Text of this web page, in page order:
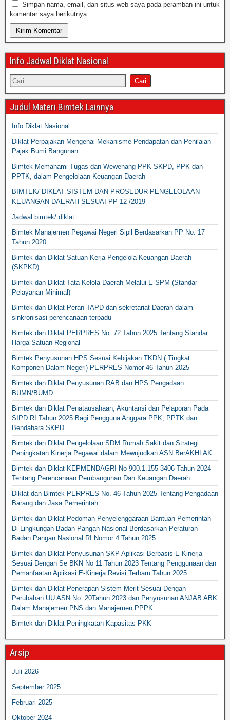
Simpan nama, email, dan situs web saya pada peramban ini untuk
komentar saya berikutnya.
Info Jadwal Diklat Nasional
Judul Materi Bimtek Lainnya
Info Diklat Nasional
Diklat Perpajakan Mengenai Mekanisme Pendapatan dan Penilaian
Pajak Bumi Bangunan
Bimtek Memahami Tugas dan Wewenang PPK-SKPD, PPK dan
PPTK, dalam Pengelolaan Keuangan Daerah
BIMTEK/ DIKLAT SISTEM DAN PROSEDUR PENGELOLAAN
KEUANGAN DAERAH SESUAI PP 12 /2019
Jadwal bimtek/ diklat
Bimtek Manajemen Pegawai Negeri Sipil Berdasarkan PP No. 17
Tahun 2020
Bimtek dan Diklat Satuan Kerja Pengelola Keuangan Daerah
(SKPKD)
Bimtek dan Diklat Tata Kelola Daerah Melalui E-SPM (Standar
Pelayanan Minimal)
Bimtek dan Diklat Peran TAPD dan sekretariat Daerah dalam
sinkronisasi perencanaan terpadu
Bimtek dan Diklat PERPRES No. 72 Tahun 2025 Tentang Standar
Harga Satuan Regional
Bimtek Penyusunan HPS Sesuai Kebijakan TKDN ( Tingkat
Komponen Dalam Negeri) PERPRES Nomor 46 Tahun 2025
Bimtek dan Diklat Penyusunan RAB dan HPS Pengadaan
BUMN/BUMD
Bimtek dan Diklat Penatausahaan, Akuntansi dan Pelaporan Pada
SIPD RI Tahun 2025 Bagi Pengguna Anggara PPK, PPTK dan
Bendahara SKPD
Bimtek dan Diklat Pengelolaan SDM Rumah Sakit dan Strategi
Peningkatan Kinerja Pegawai dalam Mewujudkan ASN BerAKHLAK
Bimtek dan Diklat KEPMENDAGRI No 900.1.155-3406 Tahun 2024
Tentang Perencanaan Pembangunan Dan Keuangan Daerah
Diklat dan Bimtek PERPRES No. 46 Tahun 2025 Tentang Pengadaan
Barang dan Jasa Pemerintah
Bimtek dan Diklat Pedoman Penyelenggaraan Bantuan Pemerintah
Di Lingkungan Badan Pangan Nasional Berdasarkan Peraturan
Badan Pangan Nasional RI Nomor 4 Tahun 2025
Bimtek dan Diklat Penyusunan SKP Aplikasi Berbasis E-Kinerja
Sesuai Dengan Se BKN No 11 Tahun 2023 Tentang Penggunaan dan
Pemanfaatan Aplikasi E-Kinerja Revisi Terbaru Tahun 2025
Bimtek dan Diklat Penerapan Sistem Merit Sesuai Dengan
Perubahan UU ASN No. 20Tahun 2023 dan Penyusunan ANJAB ABK
Dalam Manajemen PNS dan Manajemen PPPK
Bimtek dan Diklat Peningkatan Kapasitas PKK
Arsip
Juli 2026
September 2025
Februari 2025
Oktober 2024